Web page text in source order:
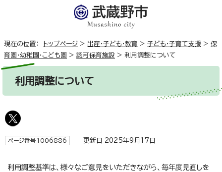
現在の位置： トップページ > 出産・子ども・教育 > 子ども・子育て支援 > 保
育園・幼稚園・こども園 > 認可保育施設 > 利用調整について
利用調整について
ページ番号1006886 更新日 2025年9月17日
利用調整基準は、様々なご意見をいただきながら、毎年度見直しを